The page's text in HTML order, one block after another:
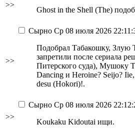
>>
Ghost in the Shell (The)
>>
Сырно Ср 08 июля 2026
Подобрал Табакошку, Злую
запретили после сериала
Питерского суда), Мушоку
Dancing и Heroine? Seijo?
desu (Hokori)!.
>>
Сырно Ср 08 июля 2026
Koukaku Kidoutai ищи.